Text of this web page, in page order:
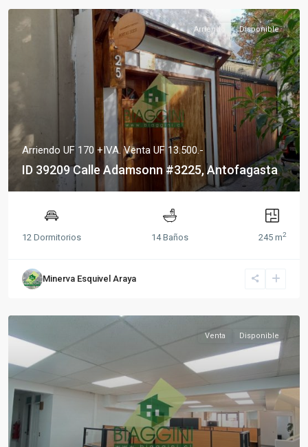
Arriendo Disponible
Arriendo UF 170 +IVA. Venta UF 13.500.-
ID 39209 Calle Adamsonn #3225, Antofagasta
12 Dormitorios 14 Baños 245 m2
Minerva Esquivel Araya
Venta Disponible